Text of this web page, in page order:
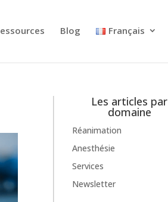
Blog Français
Les articles par
domaine
Réanimation
Anesthésie
Services
Newsletter